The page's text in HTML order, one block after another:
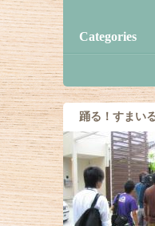
Categories
踊る！すまい